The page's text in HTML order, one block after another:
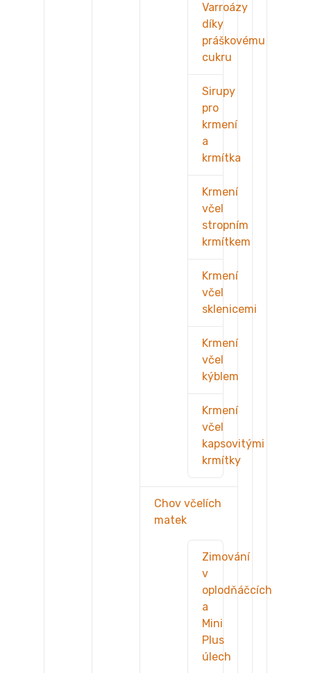
Varroázy
díky
práškovému
cukru
Sirupy
pro
krmení
a
krmítka
Krmení
včel
stropním
krmítkem
Krmení
včel
sklenicemi
Krmení
včel
kýblem
Krmení
včel
kapsovitými
krmítky
Chov včelích
matek
Zimování
v
oplodňáčcích
a
Mini
Plus
úlech